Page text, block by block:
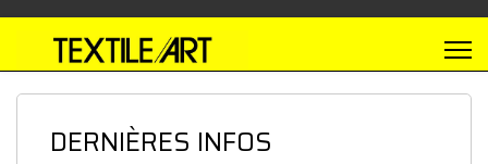
DERNIÈRES INFOS